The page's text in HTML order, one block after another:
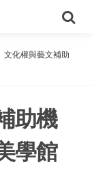
尋
文化權與藝文補助
助機
學館